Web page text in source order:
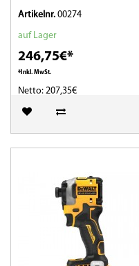
Artikelnr. 00274
auf Lager
246,75€*
*Inkl. MwSt.
Netto: 207,35€